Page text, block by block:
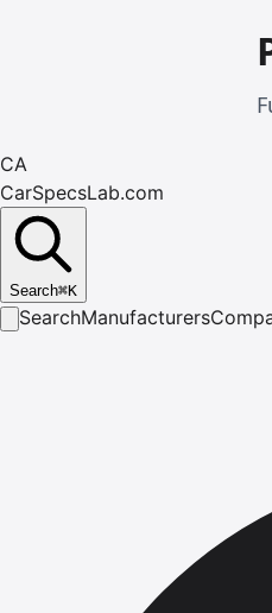
CA
CarSpecsLab.com
Search⌘K
SearchManufacturers